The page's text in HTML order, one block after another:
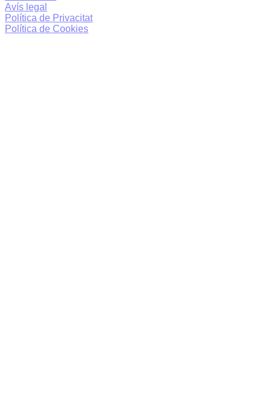
Avís legal
Política de Privacitat
Política de Cookies